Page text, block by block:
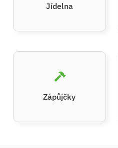
Jídelna
Zápůjčky